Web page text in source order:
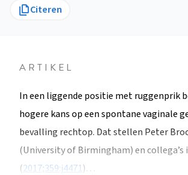
Citeren
ARTIKEL
In een liggende positie met ruggenprik
hogere kans op een spontane vaginale
bevalling rechtop. Dat stellen Peter
(University of Birmingham) en collega’s
(2017;359:j4471)…